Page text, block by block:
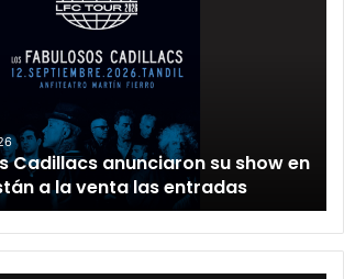
Cadillacs anunciaron su show en
a la venta las entradas